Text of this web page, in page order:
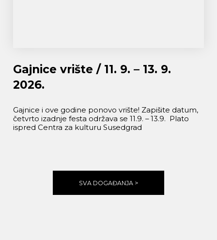
Gajnice vrište / 11. 9. – 13. 9.
2026.
Gajnice i ove godine ponovo vrište! Zapišite datum,
četvrto izadnje festa održava se 11.9. – 13.9. Plato
ispred Centra za kulturu Susedgrad
SVA DOGAĐANJA >